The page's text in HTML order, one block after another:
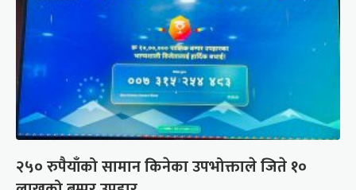
२५० रुपैयाँको सामान किनेका उपभोक्ताले जिते १०